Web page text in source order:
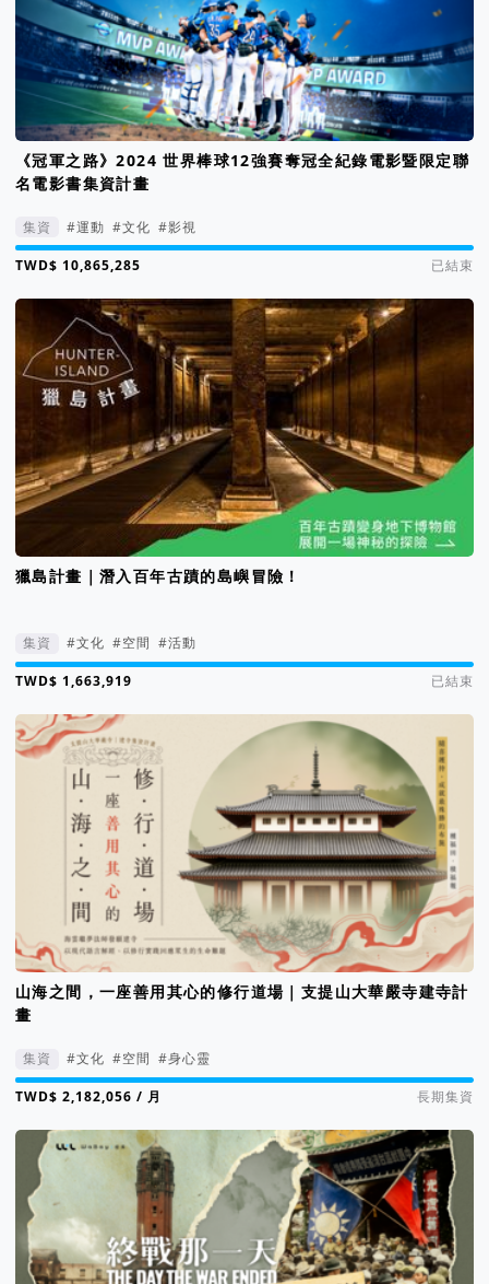
《冠軍之路》2024 世界棒球12強賽奪冠全紀錄電影暨限定聯
名電影書集資計畫
集資 #運動 #文化 #影視
集資進度 1093%
已結束
獵島計畫｜潛入百年古蹟的島嶼冒險！
集資 #文化 #空間 #活動
集資進度 167%
已結束
山海之間，一座善用其心的修行道場｜支提山大華嚴寺建寺計
畫
集資 #文化 #空間 #身心靈
集資進度 105%
/ 月 長期集資